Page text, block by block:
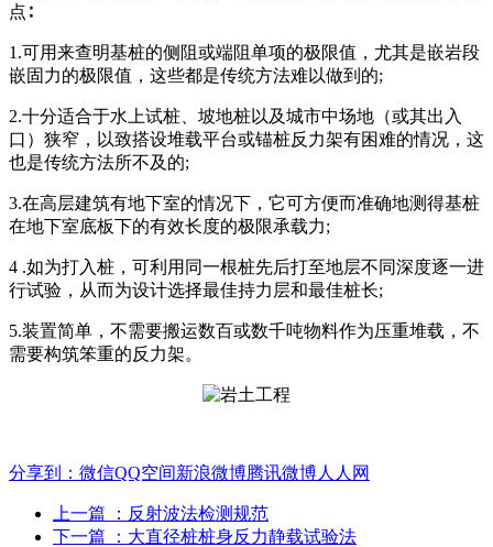
点∶
1.可用来查明基桩的侧阻或端阻单项的极限值，尤其是嵌岩段
嵌固力的极限值，这些都是传统方法难以做到的;
2.十分适合于水上试桩、坡地桩以及城市中场地（或其出入
口）狭窄，以致搭设堆载平台或锚桩反力架有困难的情况，这
也是传统方法所不及的;
3.在高层建筑有地下室的情况下，它可方便而准确地测得基桩
在地下室底板下的有效长度的极限承载力;
4 .如为打入桩，可利用同一根桩先后打至地层不同深度逐一进
行试验，从而为设计选择最佳持力层和最佳桩长;
5.装置简单，不需要搬运数百或数千吨物料作为压重堆载，不
需要构筑笨重的反力架。
分享到： 微信QQ空间新浪微博腾讯微博人人网
上一篇
：反射波法检测规范
下一篇
：大直径桩桩身反力静载试验法